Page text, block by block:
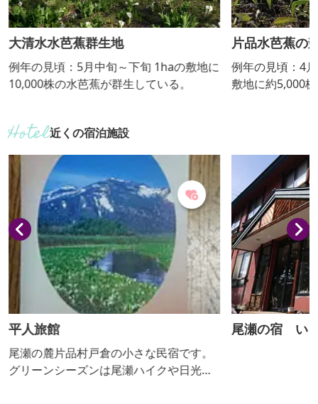
大清水水芭蕉群生地
例年の見頃：5月中旬～下旬 1haの敷地に
10,000株の水芭蕉が群生している。
片品水芭蕉の
例年の見頃：4月下
敷地に約5,000
近くの宿泊施設
平人旅館
尾瀬の麓片品村戸倉の小さな民宿です。
グリーンシーズンは尾瀬ハイクや日光ま
尾瀬の宿 い